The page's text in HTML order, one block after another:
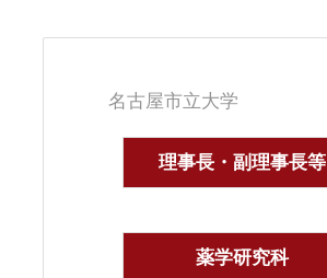
名古屋市立大学
理事長・副理事長等
薬学研究科